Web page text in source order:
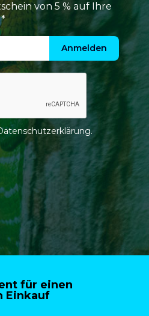
von 5 % auf Ihre
Anmelden
.
für einen
Einkauf